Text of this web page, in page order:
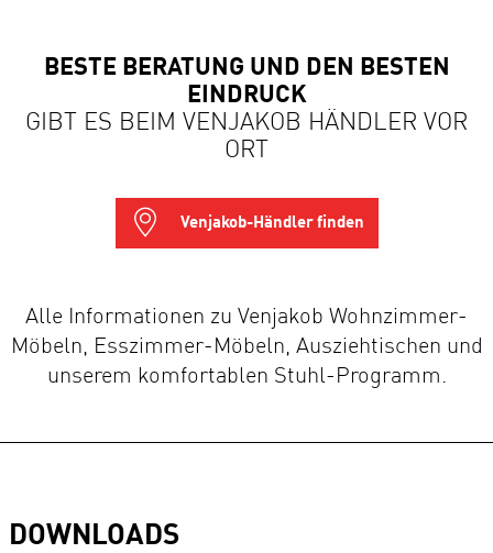
BESTE BERATUNG UND DEN BESTEN
EINDRUCK
GIBT ES BEIM VENJAKOB HÄNDLER VOR
ORT
Venjakob-Händler finden
Alle Informationen zu Venjakob Wohnzimmer-
Möbeln, Esszimmer-Möbeln, Ausziehtischen und
unserem komfortablen Stuhl-Programm.
DOWNLOADS